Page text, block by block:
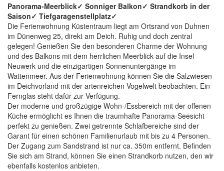
Panorama-Meerblick✓ Sonniger Balkon✓ Strandkorb in der
Saison✓ Tiefgaragenstellplatz✓
Die Ferienwohnung Küstentraum liegt am Ortsrand von Duhnen
im Dünenweg 25, direkt am Deich. Ruhig und doch zentral
gelegen! Genießen Sie den besonderen Charme der Wohnung
und des Balkons mit dem herrlichen Meerblick auf die Insel
Neuwerk und die einzigartigen Sonnenuntergänge im
Wattenmeer. Aus der Ferienwohnung können Sie die Salzwiesen
im Deichvorland mit der artenreichen Vogelwelt beobachten. Ein
Fernglas steht dafür zur Verfügung.
Der moderne und großzügige Wohn-/Essbereich mit der offenen
Küche ermöglicht es Ihnen die traumhafte Panorama-Seesicht
perfekt zu genießen. Zwei getrennte Schlafbereiche sind der
Garant für einen schönen Familienurlaub mit bis zu 4 Personen.
Der Zugang zum Sandstrand ist nur ca. 350m entfernt. Befinden
Sie sich am Strand, können Sie einen Strandkorb nutzen, den wir
ebenfalls kostenlos anbieten.